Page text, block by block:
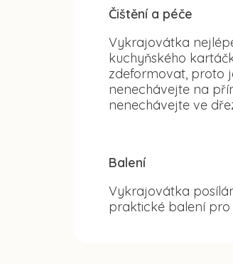
Čištění a péče
Vykrajovátka
kuchyňského
zdeformovat, proto
nenechávejte na
nenechávejte ve
Balení
Vykrajovátka
praktické balení pro